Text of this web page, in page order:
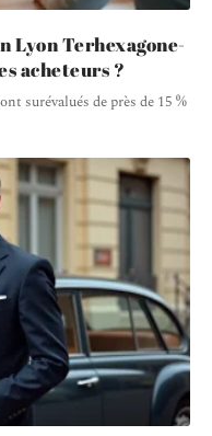
Lyon Terhexagone-
acheteurs ?
surévalués de près de 15 %